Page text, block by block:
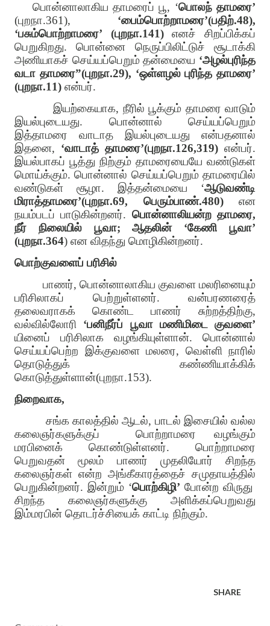
பொன்னாலாகிய தாமரைப் பூ, ‘பொலந் தாமரை’
(புறநா.361), ‘பைம்பொற்றாமரை’(பதிற்.48),
‘பசும்பொற்றாமரை’ (புறநா.141)எனச் சிறப்பிக்கப்
பெறுகிறது. பொன்னை நெருப்பிலிட்டுச் சூடாக்கி
அணியாகச் செய்யப்பெறும் தன்மையை ‘அழல்புரிந்த
வடா தாமரை”(புறநா.29), ‘ஒள்ளழல் புரிந்த தாமரை’
(புறநா.11) என்பர்.
இயற்கையாக, நீரில் பூக்கும் தாமரை வாடும்
இயல்புடையது. பொன்னால் செய்யப்பெறும்
இத்தாமரை வாடாத இயல்புடையது என்பதனால்
இதனை, ‘வாடாத் தாமரை’(புறநா.126,319) என்பர்.
இயல்பாகப் பூத்து நிற்கும் தாமரையையே வண்டுகள்
மொய்க்கும். பொன்னால் செய்யப்பெறும் தாமரையில்
வண்டுகள் சூழா. இத்தன்மையை ‘ஆடுவண்டி
மிராத்தாமரை’(புறநா.69, பெரும்பாண்.480)என
நயம்படப் பாடுகின்றனர். பொன்னாலியன்ற தாமரை,
நீர் நிலையில் பூவா; ஆதலின் ‘கேணி பூவா’
(புறநா.364) என விதந்து மொழிகின்றனர்.
பொற்குவளைப் பரிசில்
பாணர், பொன்னாலாகிய குவளை மலரினையும்
பரிசிலாகப் பெற்றுள்ளனர். வன்பரணரைத்
தலைவராகக் கொண்ட பாணர் சுற்றத்திற்கு,
வல்வில்லோரி ‘பனிநீர்ப் பூவா மணிமிடை குவளை’
யினைப் பரிசிலாக வழங்கியுள்ளான். பொன்னால்
செய்யப்பெற்ற இக்குவளை மலரை, வெள்ளி நாரில்
தொடுத்துக் கண்ணியாக்கிக்
கொடுத்துள்ளான்(புறநா.153).
நிறைவாக,
சங்க காலத்தில் ஆடல், பாடல் இசையில் வல்ல
கலைஞர்களுக்குப்
பொற்றாமரை வழங்கும்
மரபினைக் கொண்டுள்ளனர். பொற்றாமரை
பெறுவதன் மூலம் பாணர் முதலியோர் சிறந்த
கலைஞர்கள் என்ற அங்கீகாரத்தைச் சமுதாயத்தில்
பெறுகின்றனர். இன்றும் ‘பொற்கிழி’ போன்ற விருது
சிறந்த கலைஞர்களுக்கு அளிக்கப்பெறுவது
இம்மரபின் தொடர்ச்சியைக் காட்டி நிற்கும்.
SHARE